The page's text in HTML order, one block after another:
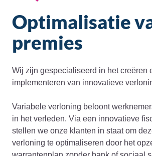
Optimalisatie
premies
Wij zijn gespecialiseerd in het creëren
implementeren van innovatieve
Variabele verloning beloont
in het verleden. Via een innovatieve
stellen we onze klanten in staat om
verloning te optimaliseren door het